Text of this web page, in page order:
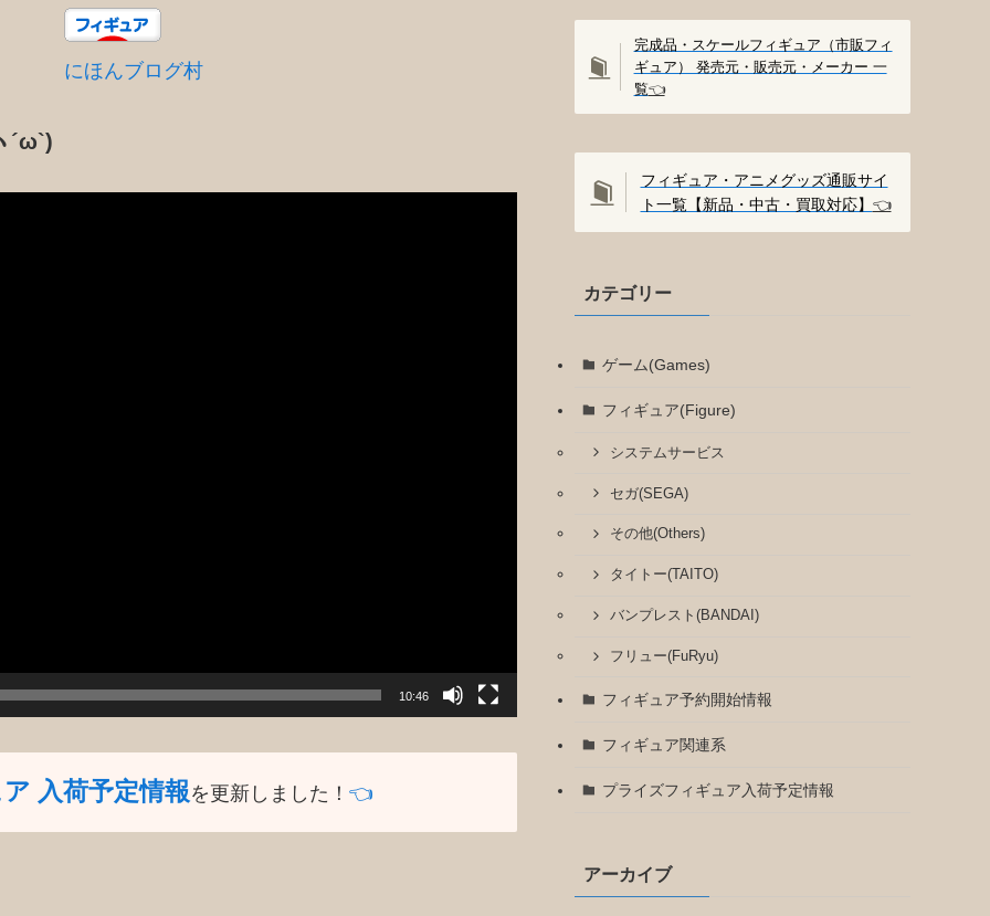
にほんブログ村
´ω`)
10:46
入荷予定情報を更新しました！ 👈️
完成品・スケールフィギュア（市販フィ
ギュア） 発売元・販売元・メーカー 一
覧👈️
フィギュア・アニメグッズ通販サイ
ト一覧【新品・中古・買取対応】 👈️
カテゴリー
ゲーム(Games)
フィギュア(Figure)
システムサービス
セガ(SEGA)
その他(Others)
タイトー(TAITO)
バンプレスト(BANDAI)
フリュー(FuRyu)
フィギュア予約開始情報
フィギュア関連系
プライズフィギュア入荷予定情報
アーカイブ